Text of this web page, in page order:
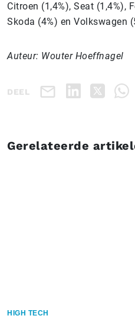
Citroen (1,4%), Seat (1,4%),
Skoda (4%) en Volkswagen
Auteur: Wouter Hoeffnagel
DEEL
Gerelateerde
HIGH TECH